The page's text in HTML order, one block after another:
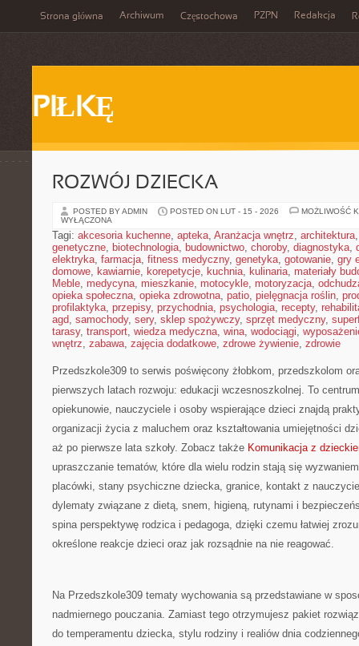
Strona główna Archiwum Częstochowa PZPN Redakcja
PIŁKĘ
ROZWÓJ DZIECKA
POSTED BY ADMIN POSTED ON LUT - 15 - 2026
MOŻLIWOŚĆ
WYŁĄCZONA
Tagi: akcesoria kuchenne, apteka, Aranżacja wnętrz, architektura
genetyczne, biotechnologia, budownictwo, choroby, diagnostyka,
elektryka, farmacja, fitness medyczny, genetyka, gotowanie, gry
domowe, kawiarnie, korepetycje, kuchnia, kulinaria, materiały
Meble, medycyna, mieszkanie, motocykle, motoryzacja,
opieka społeczna, opieka zdrowotna, patio, pielęgnacja roślin,
profilaktyka, przepisy, przychodnia, psychologia, recepty,
agd, samochody, sery, sklep spożywczy, sprzęt medyczny,
tarasy, transport, wiedza medyczna, wina, wodociągi,
wnętrz, zabawa, zajęcia dodatkowe, zdrowe żywienie, zdrowie
Przedszkole309 to serwis poświęcony żłobkom, przedszkolom
pierwszych latach rozwoju: edukacji wczesnoszkolnej. To
opiekunowie, nauczyciele i osoby wspierające dzieci znajdą
organizacji życia z maluchem oraz kształtowania umiejętności
aż po pierwsze lata szkoły. Zobacz także Komunikacja z
upraszczanie tematów, które dla wielu rodzin stają się
placówki, stany psychiczne dziecka, granice, kontakt z
dylematy związane z dietą, snem, higieną, rutynami i
spina perspektywę rodzica i pedagoga, dzięki czemu łatwiej
określone reakcje dzieci oraz jak rozsądnie na nie reagować.
Na Przedszkole309 tematy wychowania są przedstawiane w
nadmiernego pouczania. Zamiast tego otrzymujesz pakiet
do temperamentu dziecka, stylu rodziny i realiów dnia